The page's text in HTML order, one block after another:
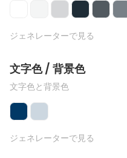
ジェネレーターで見る
文字色 / 背景色
文字色と背景色
ジェネレーターで見る